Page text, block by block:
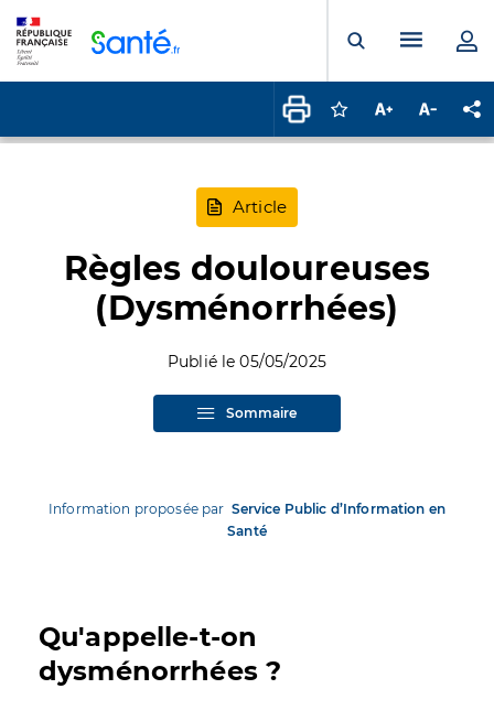
Ouvrir laMenu
Connectez-vous
Augmenter la
Règles douloureuses
(Dysménorrhées)
Article
Publié le 05/05/2025
Sommaire
Information proposée par Service Public d’Information en
Santé
Qu'appelle-t-on
dysménorrhées ?